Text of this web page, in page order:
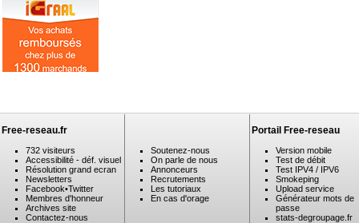
Free-reseau.fr
732 visiteurs
Accessibilité - déf. visuel
Résolution grand ecran
Newsletters
Facebook•Twitter
Membres d'honneur
Archives site
Contactez-nous
Soutenez-nous
On parle de nous
Annonceurs
Recrutements
Les tutoriaux
En cas d'orage
Portail Free-reseau
Version mobile
Test de débit
Test IPV4 / IPV6
Smokeping
Upload service
Générateur mots de
passe
stats-degroupage.fr